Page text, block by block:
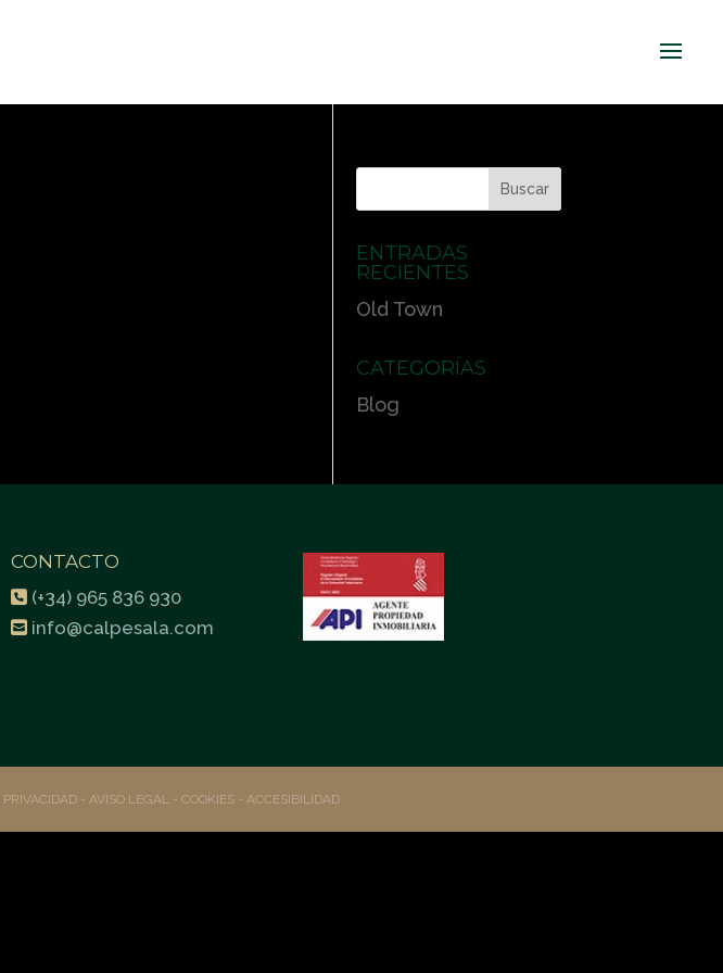
ENTRADAS
RECIENTES
Old Town
CATEGORÍAS
Blog
CONTACTO
(+34) 965 836 930
info@calpesala.com
PRIVACIDAD - AVISO LEGAL - COOKIES - ACCESIBILIDAD